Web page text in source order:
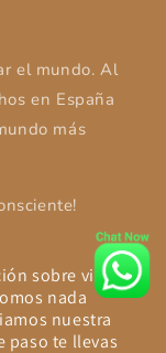
el mundo. Al
en España
más
sobre vida
nada
nuestra
paso te llevas